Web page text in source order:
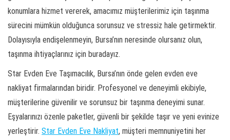
konumlara hizmet vererek, amacımız müşterilerimiz için taşınma
sürecini mümkün olduğunca sorunsuz ve stressiz hale getirmektir.
Dolayısıyla endişelenmeyin, Bursa’nın neresinde olursanız olun,
taşınma ihtiyaçlarınız için buradayız.
Star Evden Eve Taşımacılık, Bursa’nın önde gelen evden eve
nakliyat firmalarından biridir. Profesyonel ve deneyimli ekibiyle,
müşterilerine güvenilir ve sorunsuz bir taşınma deneyimi sunar.
Eşyalarınızı özenle paketler, güvenli bir şekilde taşır ve yeni evinize
yerleştirir. Star Evden Eve Nakliyat, müşteri memnuniyetini her